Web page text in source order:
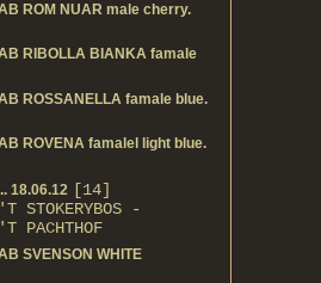
ROM NUAR male cherry.
RIBOLLA BIANKA famale
ROSSANELLA famale blue.
ROVENA famalel light blue.
18.06.12 [14]
STOKERYBOS -
PACHTHOF
SVENSON WHITE